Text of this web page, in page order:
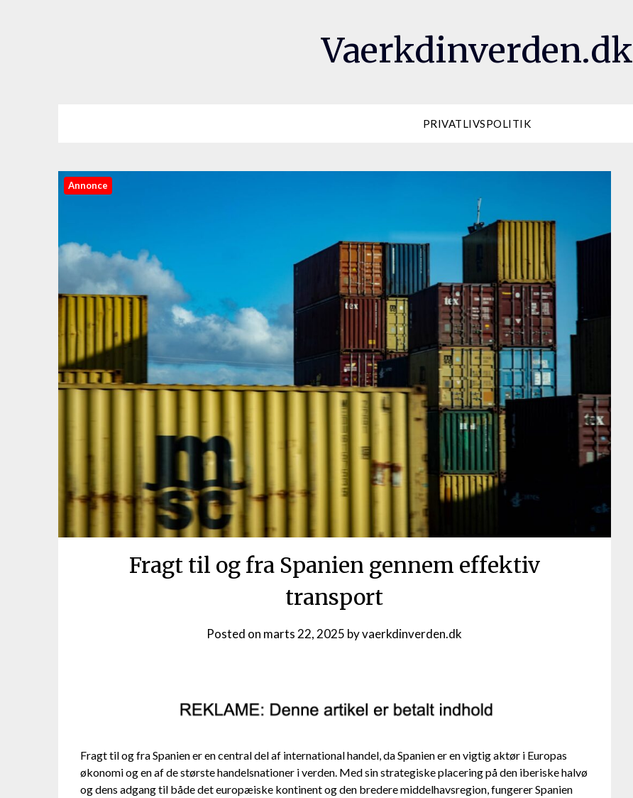
Vaerkdinverden.dk
PRIVATLIVSPOLITIK
Annonce
Fragt til og fra Spanien gennem effektiv
transport
Posted on marts 22, 2025 byvaerkdinverden.dk
Fragt til og fra Spanien er en central del af international handel, da Spanien er en vigtig aktør i Europas
økonomi og en af de største handelsnationer i verden. Med sin strategiske placering på den iberiske halvø
og dens adgang til både det europæiske kontinent og den bredere middelhavsregion, fungerer Spanien